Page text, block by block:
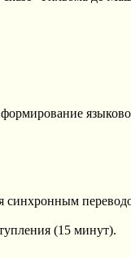
формирование
синхронным
(15 минут).